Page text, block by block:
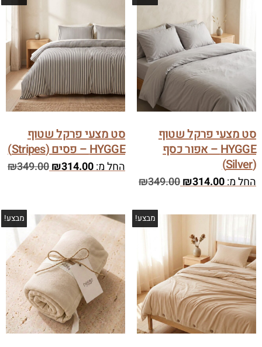
סט מצעי פרקל שטוף
HYGGE – אפור כסף
(Silver)
החל מ: ₪314.00
₪349.00
סט מצעי פרקל שטוף
HYGGE – פסים (Stripes)
החל מ: ₪314.00
₪349.00
מבצע! מבצע!